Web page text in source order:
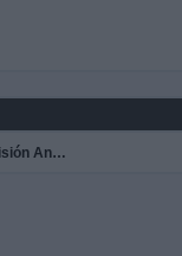
Primera División Andorra